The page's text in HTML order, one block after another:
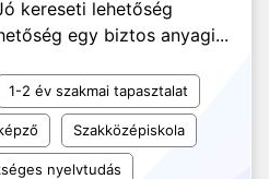
kereseti lehetőség
egy biztos anyagi...
1-2 év szakmai tapasztalat
Szakközépiskola
nyelvtudás